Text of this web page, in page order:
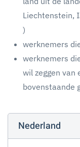
Liechtenstein,
)
werknemers
werknemers
wil zeggen van
bovenstaande
Nederland